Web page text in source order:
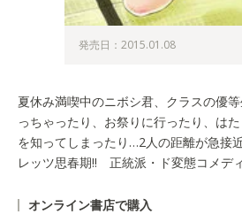
発売日：2015.01.08
夏休み満喫中のニボシ君、クラスの優
っちゃったり、お祭りに行ったり、は
を知ってしまったり…2人の距離が急接
レッツ思春期!! 正統派・ド変態コメデ
オンライン書店で購入